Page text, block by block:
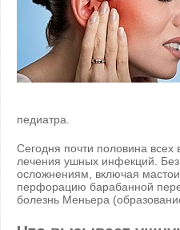
педиатра.
Сегодня почти половина
лечения ушных инфекций.
осложнениям, включая
перфорацию барабанной
болезнь Меньера